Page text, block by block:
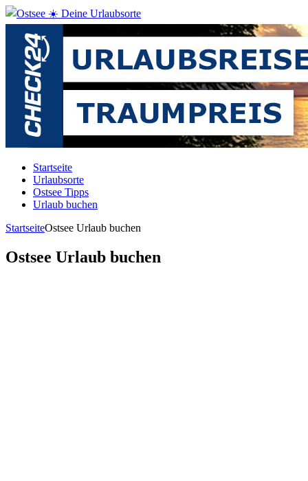
Startseite
Urlaubsorte
Ostsee Tipps
Urlaub buchen
StartseiteOstsee Urlaub buchen
Ostsee Urlaub buchen